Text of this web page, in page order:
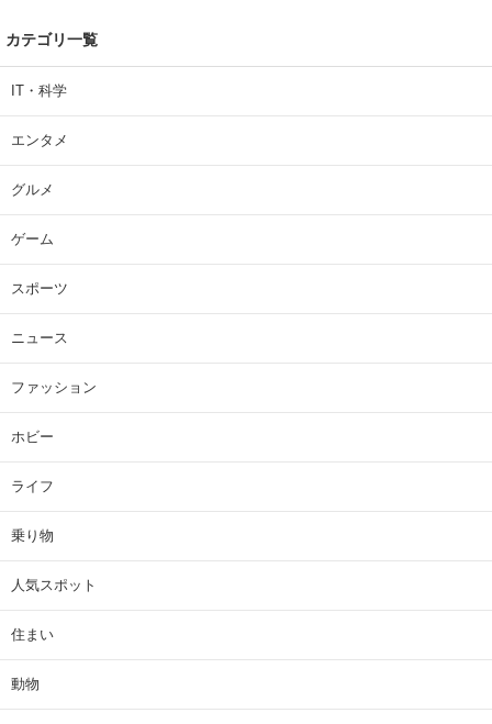
カテゴリ一覧
IT・科学
エンタメ
グルメ
ゲーム
スポーツ
ニュース
ファッション
ホビー
ライフ
乗り物
人気スポット
住まい
動物